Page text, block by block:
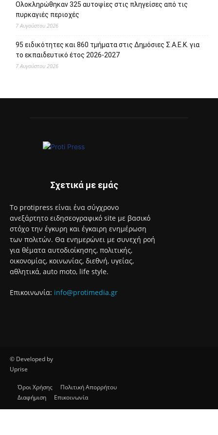
Ολοκληρώθηκαν 325 αυτοψίες στις πληγείσες από τις
πυρκαγιές περιοχές
7 Αυγούστου 2026
95 ειδικότητες και 860 τμήματα στις Δημόσιες Σ.Α.Ε.Κ. για
το εκπαιδευτικό έτος 2026-2027
7 Αυγούστου 2026
Σχετικά με εμάς
Το protipress είναι ένα σύγχρονο
ανεξάρτητο ειδησεογραφικό site με βασικό
στόχο την έγκυρη και έγκαιρη ενημέρωση
των πολιτών. Θα ενημερώνει με συνεχή ροή
για θέματα αυτοδιοίκησης, πολιτικής,
οικονομίας, κοινωνίας, διεθνή, υγείας,
αθλητικά, auto moto, life style.
Επικοινωνία: info@protimedia.gr
© Developed by
Uprise
Όροι Χρήσης
Πολιτική Απορρήτου
Διαφήμιση
Επικοινωνία